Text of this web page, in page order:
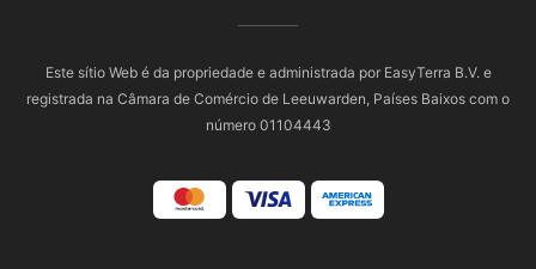
Este sítio Web é da propriedade e administrada por EasyTerra B.V. e
registrada na Câmara de Comércio de Leeuwarden, Países Baixos com o
número 01104443